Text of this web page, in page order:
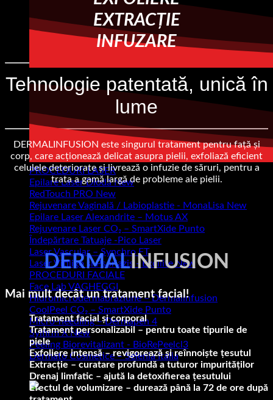
PROCEDURI LASER
Epilare Laser Diodă
RedTouch PRO
Rejuvenare Vaginală / Labioplastie - MonaLisa
Epilare Laser Alexandrite – Motus AX
Rejuvenare Laser CO₂ – SmartXide Punto
Îndepărtare Tatuaje -Pico Laser
Laser Vascular – Synchro FT
Laser Vitiligo și Psoriazis - Excilite
PROCEDURI FACIALE
Face Lab VAGHEGGI
Hidromicrodermabraziune – Dermalinfusion
CoolPeel CO₂ – SmartXide Punto
Micro-needling – Dermapen 4
Sylfirm X
Peeling Biorevitalizant - BioRePeelcl3
Dermato Cosmetice – Selenia Italia
EXTRACȚIE
INFUZARE
Tehnologie patentată, unică în
lume
DERMALINFUSION este singurul tratament pentru față și
corp, care acționează delicat asupra pielii, exfoliază eficient
celulele deteriorate și livrează o infuzie de săruri, pentru a
trata a gamă largă de probleme ale pielii.
DERMALINFUSION
Mai mult decât un tratament facial!
Tratament facial și corporal
Tratament personalizabil – pentru toate tipurile de
piele
Exfoliere intensă – revigorează și reînnoiște țesutul
Extracție – curatare profundă a tuturor impurităților
Drenaj limfatic – ajută la detoxifierea țesutului
Efectul de volumizare – durează până la 72 de ore după